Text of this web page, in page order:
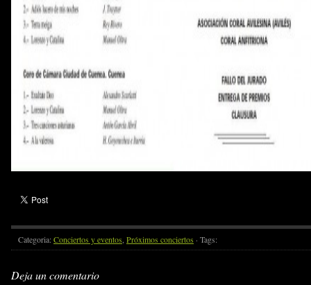
Categoria:Conciertos y eventos Próximos conciertos · Tags:
Deja un comentario